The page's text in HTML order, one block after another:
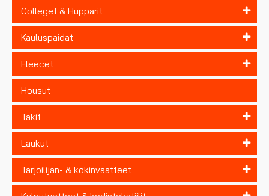
Colleget & Hupparit
Kauluspaidat
Fleecet
Housut
Takit
Laukut
Tarjoilijan- & kokinvaatteet